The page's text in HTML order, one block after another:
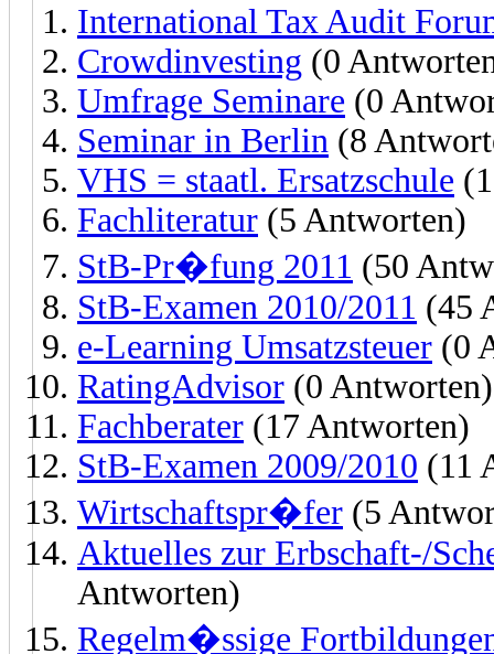
International Tax Audit
Crowdinvesting (0
Umfrage Seminare (0
Seminar in Berlin (8
VHS = staatl. Ersatzschule
Fachliteratur (5 Antworten)
StB-Pr�fung 2011 (50
StB-Examen 2010/2011 (45
e-Learning Umsatzsteuer (0
RatingAdvisor (0 Antworten)
Fachberater (17 Antworten)
StB-Examen 2009/2010 (11
Wirtschaftspr�fer (5
Aktuelles zur Erbschaft-/
Antworten)
Regelm�ssige